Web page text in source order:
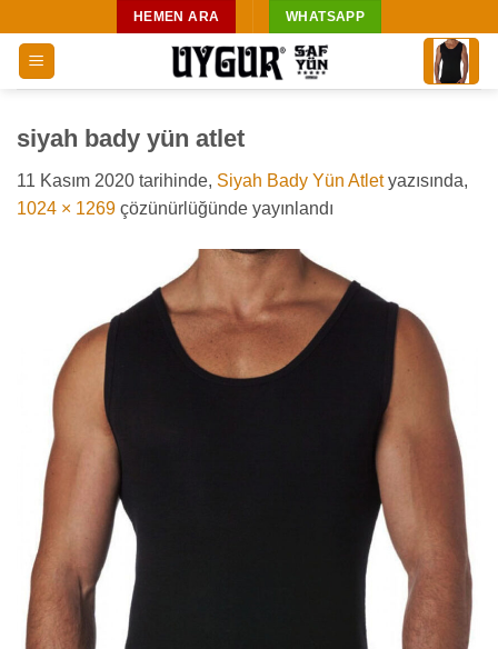
atla
HEMEN ARA WHATSAPP
siyah bady yün atlet
11 Kasım 2020 tarihinde, Siyah Bady Yün Atletyazısında,
1024 × 1269 çözünürlüğünde yayınlandı